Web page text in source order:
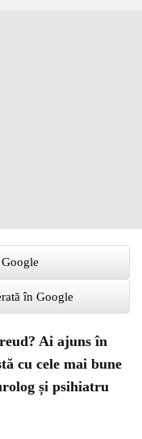
în Google
Ai ajuns în
cu cele mai bune
și psihiatru